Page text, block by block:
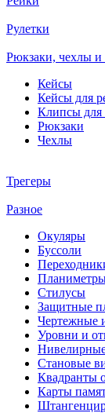
Рулетки
Рюкзаки, чехлы и
Кейсы
Кейсы для
Клипсы для
Рюкзаки
Чехлы
Трегеры
Разное
Окуляры
Буссоли
Стилусы
Защитные
Чертежные
Уровни и
Становые
Квадранты
Карты